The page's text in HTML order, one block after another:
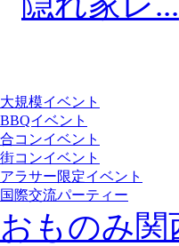
大規模イベント
BBQイベント
合コンイベント
街コンイベント
アラサー限定イベント
国際交流パーティー
おものみ関